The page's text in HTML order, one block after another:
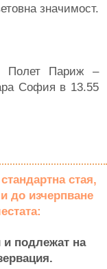
значимост.
Полет Париж –
София в 13.55
стая,
до изчерпване
и подлежат на